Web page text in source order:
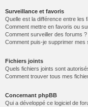
Surveillance et favoris
Quelle est la différence entre les
Comment mettre en favoris ou
Comment surveiller des forums ?
Comment puis-je supprimer mes
Fichiers joints
Quels fichiers joints sont
Comment trouver tous mes
Concernant phpBB
Qui a développé ce logiciel de